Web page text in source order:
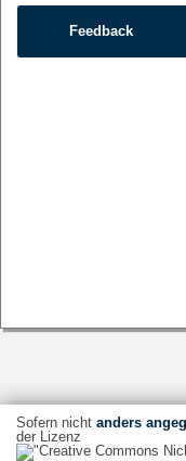
Feedback
Sofern nicht anders
der Lizenz